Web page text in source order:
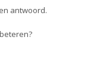
antwoord.